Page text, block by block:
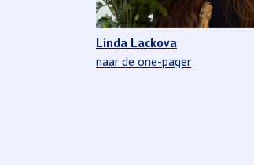
Linda Lackova
naar de one-pager